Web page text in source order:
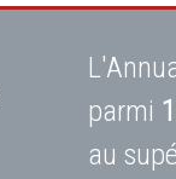
parmi
au